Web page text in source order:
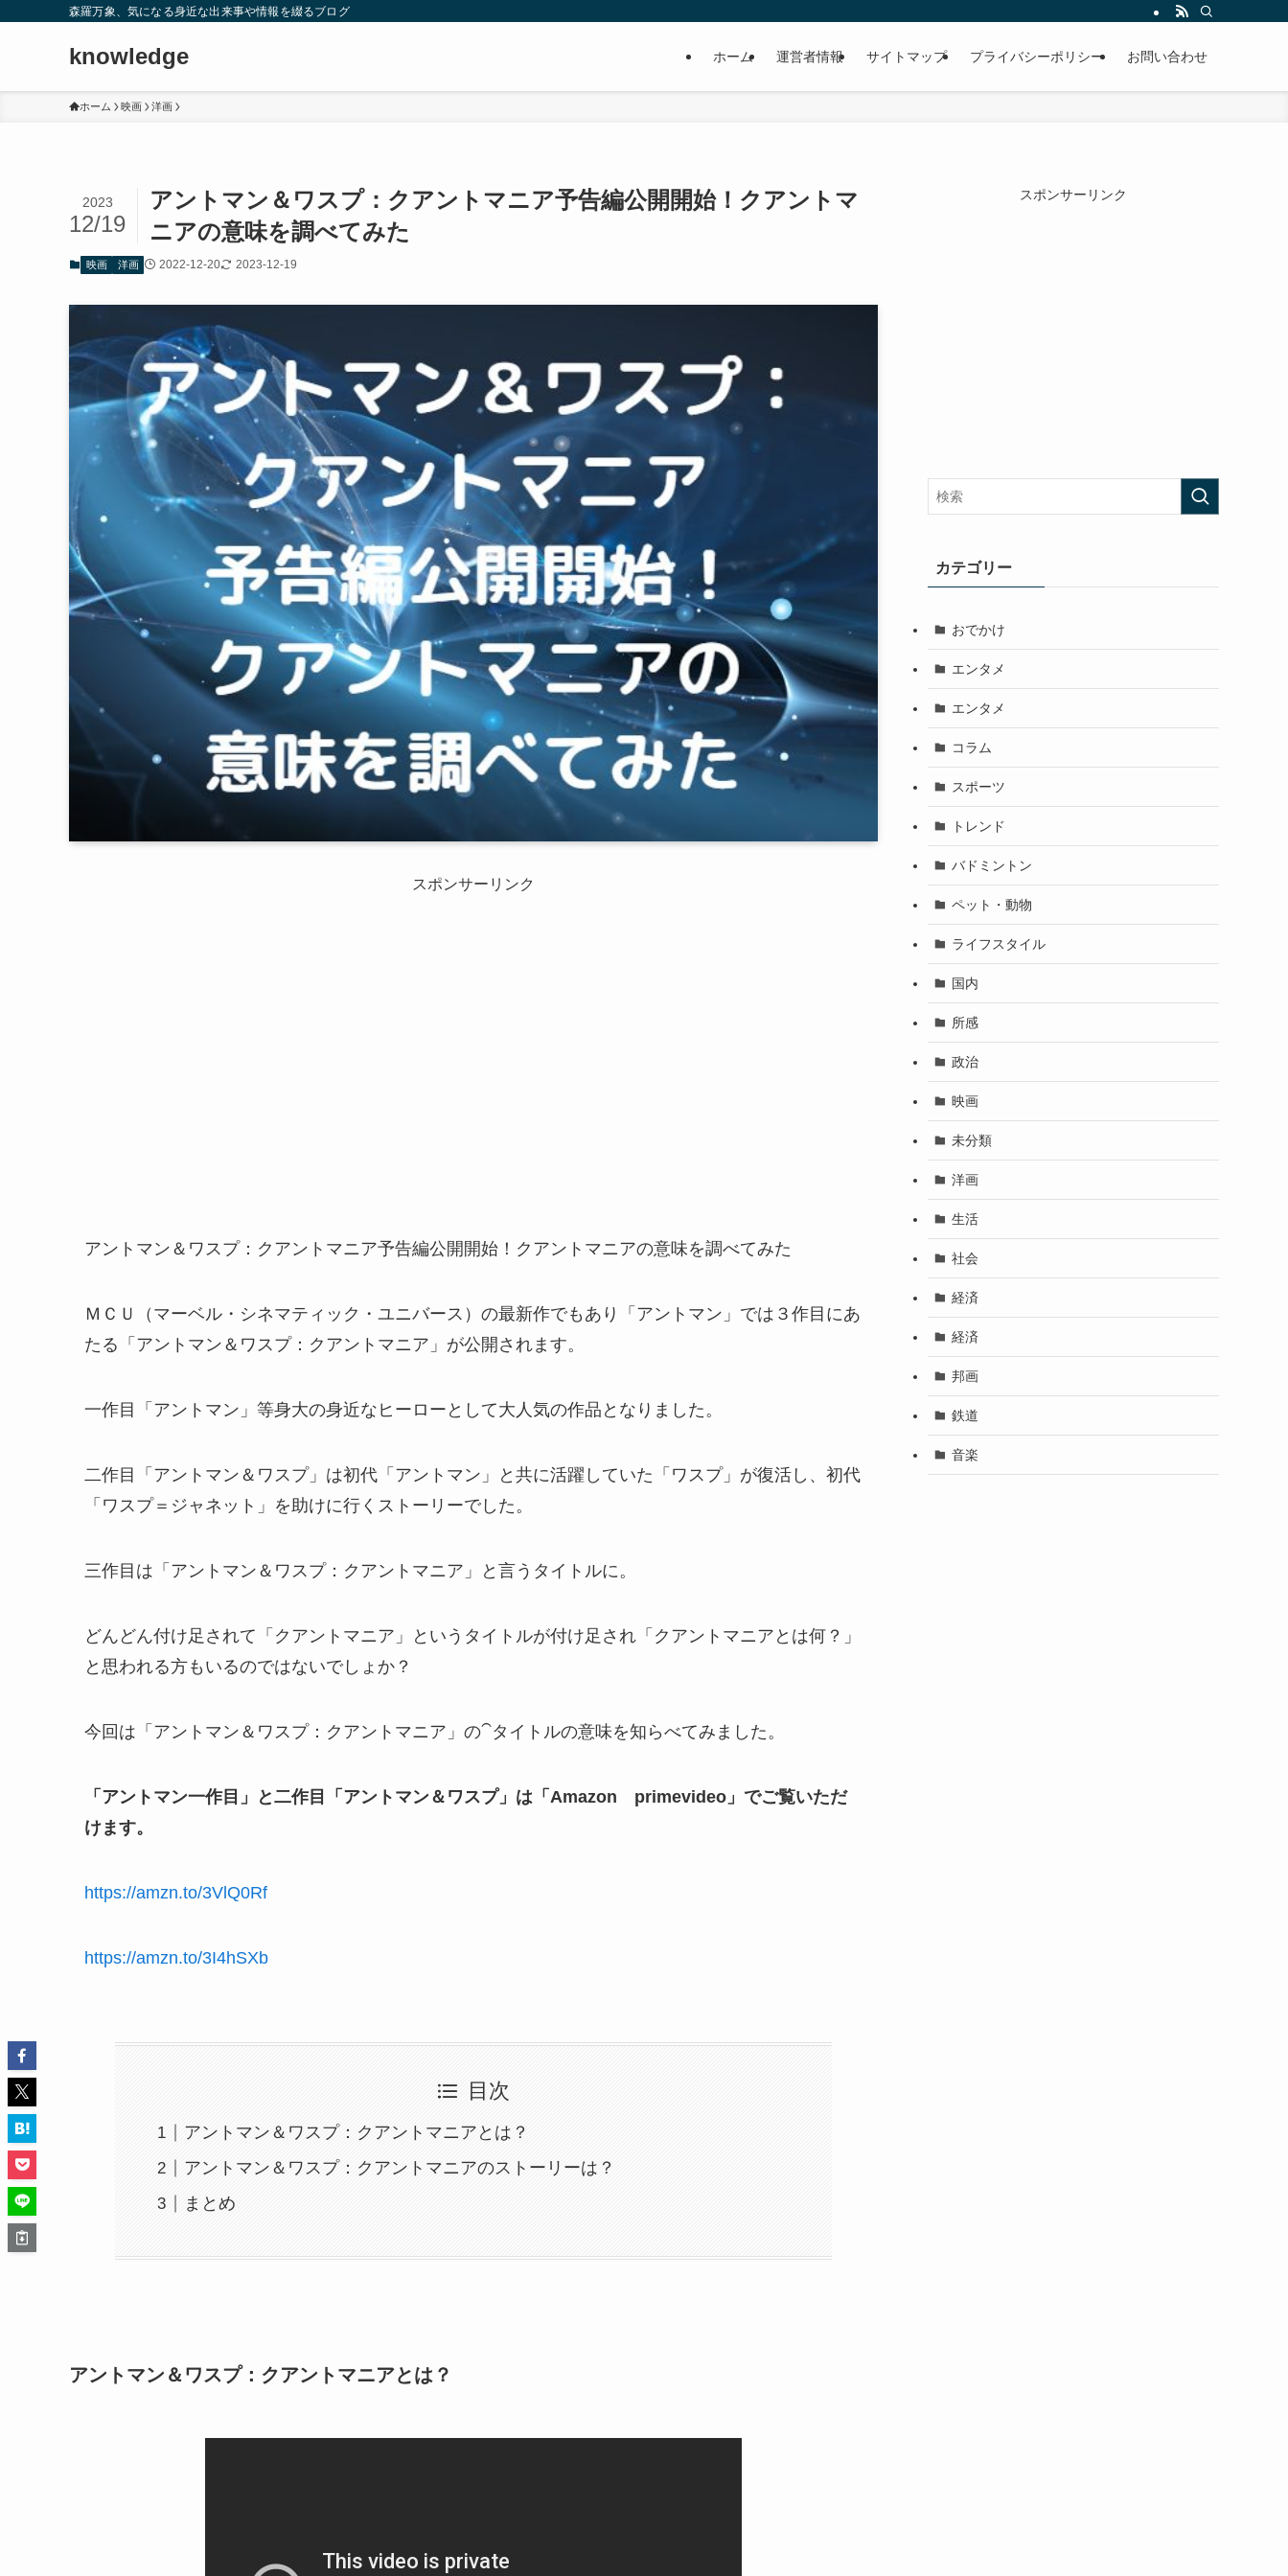
森羅万象、気になる身近な出来事や情報を綴るブログ
knowledge ホーム 運営者情報 サイトマップ プライバシーポリシー お問い合わせ
ホーム 映画 洋画
アントマン＆ワスプ：クアントマニア予告編公開開始！クアントマ
ニアの意味を調べてみた
2023
12/19
映画 洋画 2022-12-20 2023-12-19
スポンサーリンク
アントマン＆ワスプ：クアントマニア予告編公開開始！クアントマニアの意味を調べてみた
ＭＣＵ（マーベル・シネマティック・ユニバース）の最新作でもあり「アントマン」では３作目にあ
たる「アントマン＆ワスプ：クアントマニア」が公開されます。
一作目「アントマン」等身大の身近なヒーローとして大人気の作品となりました。
二作目「アントマン＆ワスプ」は初代「アントマン」と共に活躍していた「ワスプ」が復活し、初代
「ワスプ＝ジャネット」を助けに行くストーリーでした。
三作目は「アントマン＆ワスプ：クアントマニア」と言うタイトルに。
どんどん付け足されて「クアントマニア」というタイトルが付け足され「クアントマニアとは何？」
と思われる方もいるのではないでしょか？
今回は「アントマン＆ワスプ：クアントマニア」の⁀タイトルの意味を知らべてみました。
「アントマン一作目」と二作目「アントマン＆ワスプ」は「Amazon primevideo」でご覧いただ
けます。
https://amzn.to/3VlQ0Rf
https://amzn.to/3I4hSXb
目次
アントマン＆ワスプ：クアントマニアとは？
アントマン＆ワスプ：クアントマニアのストーリーは？
まとめ
アントマン＆ワスプ：クアントマニアとは？
スポンサーリンク
カテゴリー
おでかけ
エンタメ
エンタメ
コラム
スポーツ
トレンド
バドミントン
ペット・動物
ライフスタイル
国内
所感
政治
映画
未分類
洋画
生活
社会
経済
経済
邦画
鉄道
音楽